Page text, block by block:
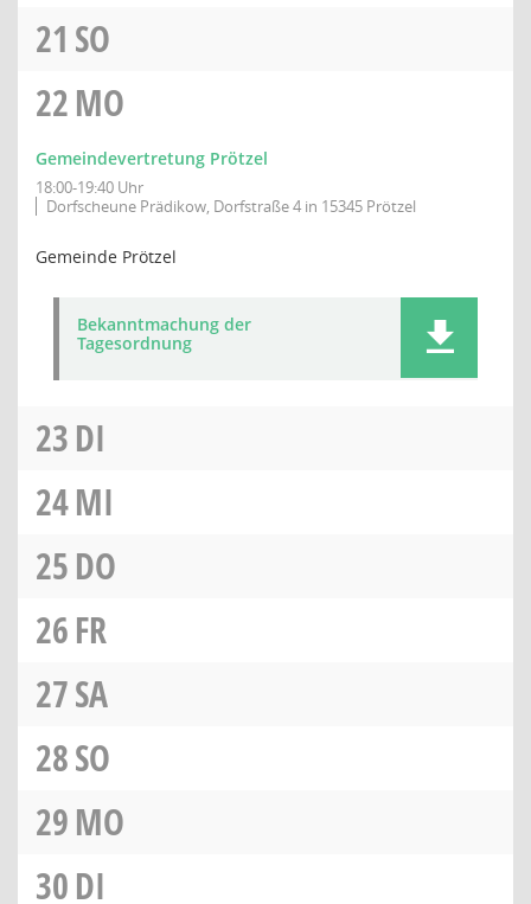
21 SO
22MO
Gemeindevertretung Prötzel
18:00-19:40 Uhr
Dorfscheune Prädikow, Dorfstraße 4 in 15345 Prötzel
Gemeinde Prötzel
Bekanntmachung der
Tagesordnung
23DI
24MI
25DO
26FR
27SA
28SO
29MO
30DI